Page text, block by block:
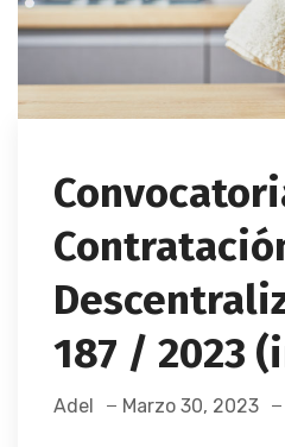
187 / 2023
Adel Marzo 30, 2023